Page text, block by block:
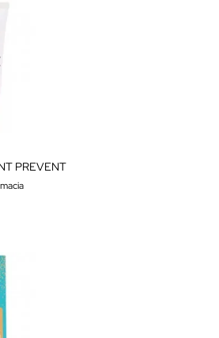
PREVENT